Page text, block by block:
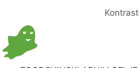
Kontrast